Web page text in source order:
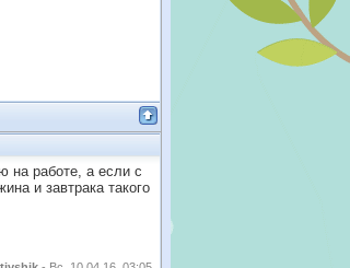
на работе, а если с
и завтрака такого